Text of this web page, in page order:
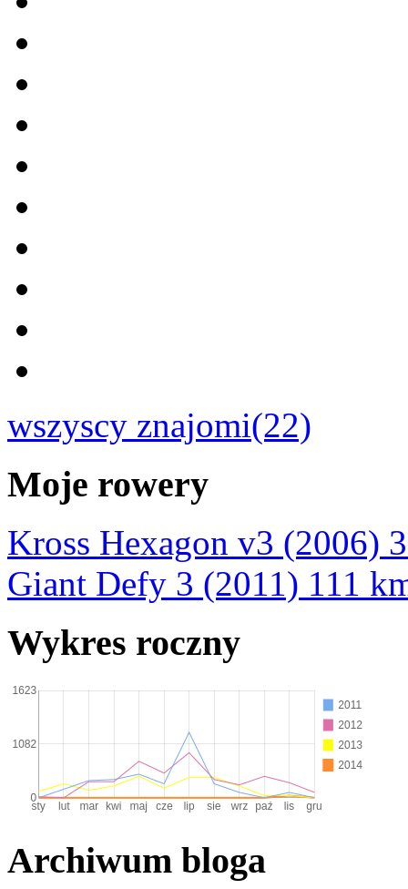
wszyscy znajomi(22)
Moje rowery
Kross Hexagon v3 (2006)
Giant Defy 3 (2011) 111
Wykres roczny
Archiwum bloga